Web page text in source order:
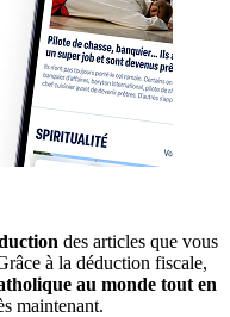
des articles que vous
à la déduction fiscale,
au monde tout en
maintenant.